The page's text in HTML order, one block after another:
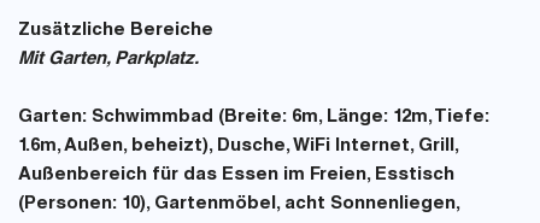
Zusätzliche Bereiche
Mit Garten, Parkplatz.
Garten: Schwimmbad (Breite: 6m, Länge: 12m, Tiefe:
1.6m, Außen, beheizt), Dusche, WiFi Internet, Grill,
Außenbereich für das Essen im Freien, Esstisch
(Personen: 10), Gartenmöbel, acht Sonnenliegen,